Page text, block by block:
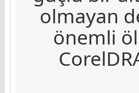
olmayan
önemli